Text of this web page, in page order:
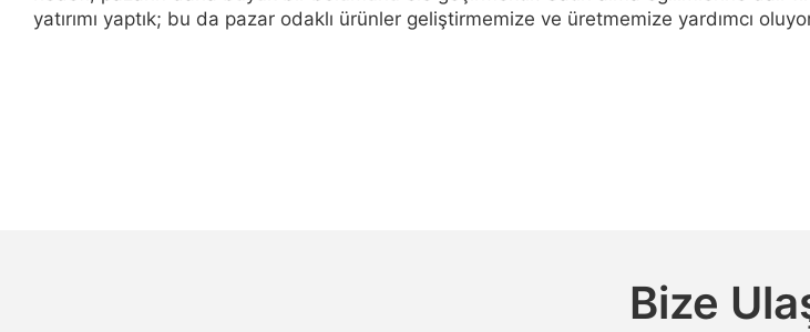
yatırımı yaptık; bu da pazar odaklı ürünler geliştirmemize ve üretmemize yardımcı
Bize